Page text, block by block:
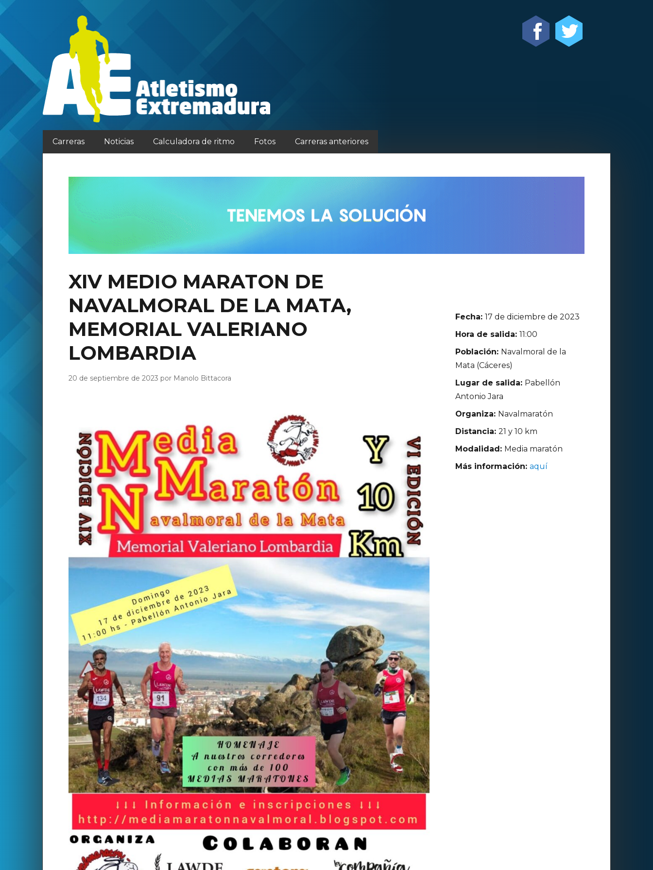
Carreras Noticias Calculadora de ritmo Fotos Carreras anteriores
XIV MEDIO MARATON DE
NAVALMORAL DE LA MATA,
MEMORIAL VALERIANO
LOMBARDIA
20 de septiembre de 2023 por Manolo Bittacora
Fecha:17 de diciembre de 2023
Hora de salida:11:00
Población: Navalmoral de la
Mata (Cáceres)
Lugar de salida: Pabellón
Antonio Jara
Organiza: Navalmaratón
Distancia:21 y 10 km
Modalidad: Media maratón
Más información:aquí